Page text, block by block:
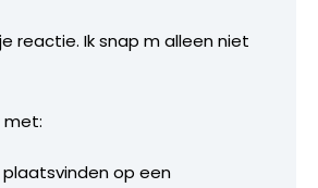
je reactie. Ik snap m alleen niet
met:
op een